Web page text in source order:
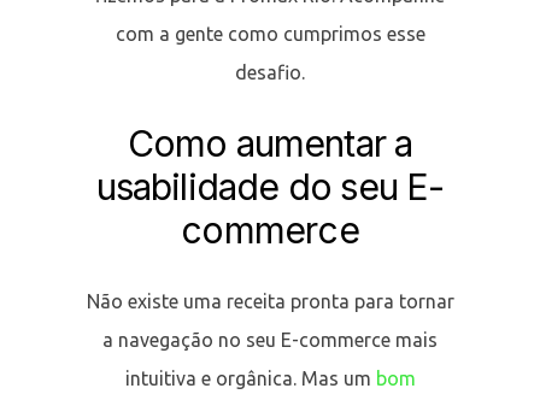
com a gente como cumprimos esse
desafio.
Como aumentar a
usabilidade do seu E-
commerce
Não existe uma receita pronta para tornar
a navegação no seu E-commerce mais
intuitiva e orgânica. Mas um bom